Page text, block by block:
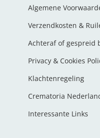
Algemene
Verzendkosten &
Achteraf of gespreid
Privacy & Cookies
Klachtenregeling
Crematoria
Interessante Links